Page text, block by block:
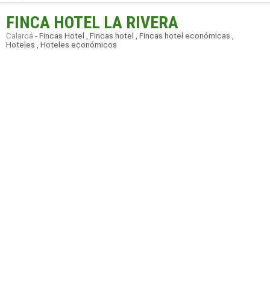
FINCA HOTEL LA RIVERA
Calarcá - Fincas Hotel , Fincas hotel , Fincas hotel económicas ,
Hoteles , Hoteles económicos